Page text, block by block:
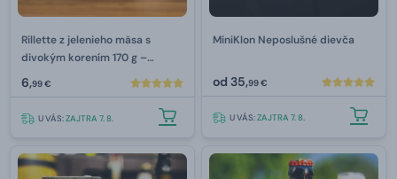
Rillette z jelenieho mäsa s
divokým korením 170 g –
Mr.HomeMade
6,99 €
U VÁS:ZAJTRA 7. 8.
MiniKlon Neposlušné dievča
od 35,99 €
U VÁS:ZAJTRA 7. 8.